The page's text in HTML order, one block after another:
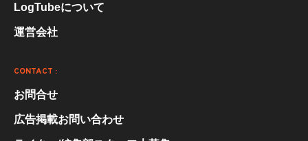
LogTubeについて
運営会社
CONTACT :
お問合せ
広告掲載お問い合わせ